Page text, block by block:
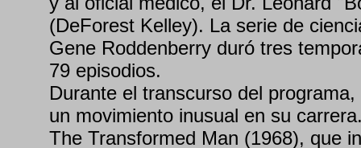
(DeForest Kelley). La serie de
Gene Roddenberry duró tres
79 episodios.
Durante el transcurso del
un movimiento inusual en su
The Transformed Man (1968), que